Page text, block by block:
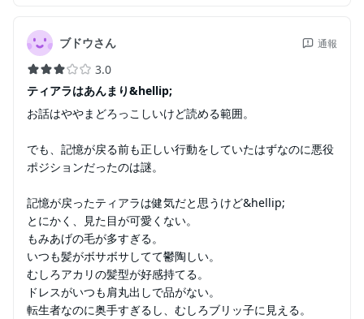
ブドウさん 通報
3.0
ティアラはあんまり&hellip;
お話はややまどろっこしいけど読める範囲。
でも、記憶が戻る前も正しい行動をしていたはずなのに悪役
ポジションだったのは謎。
記憶が戻ったティアラは健気だと思うけど&hellip;
とにかく、見た目が可愛くない。
もみあげの毛が多すぎる。
いつも髪がボサボサしてて鬱陶しい。
むしろアカリの髪型が好感持てる。
ドレスがいつも肩丸出しで品がない。
転生者なのに奥手すぎるし、むしろブリッ子に見える。